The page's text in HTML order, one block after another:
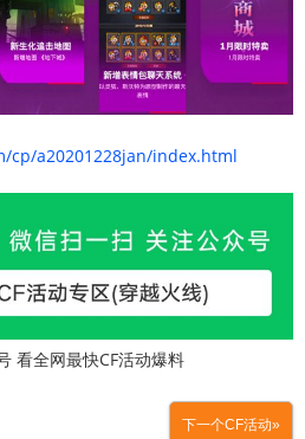
cp/a20201228jan/index.html
看全网最快CF活动爆料
下一个CF活动»